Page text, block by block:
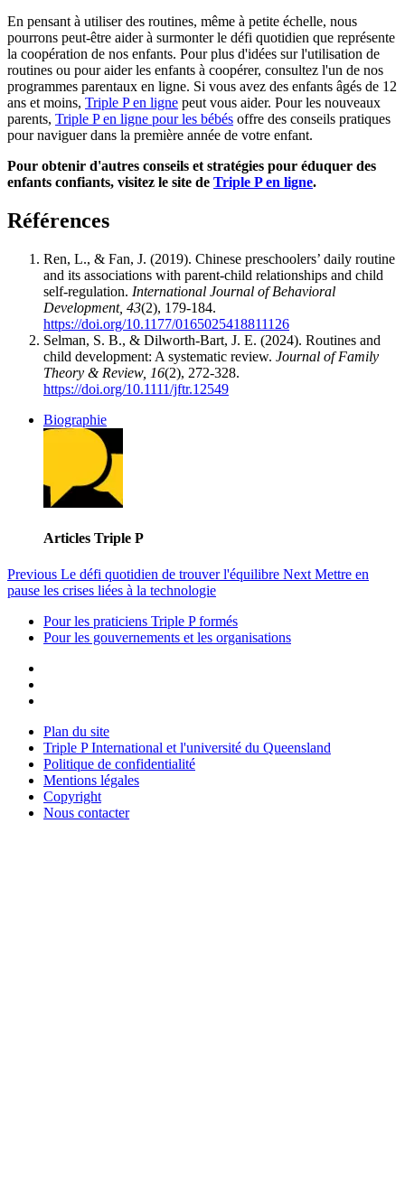
En pensant à utiliser des routines, même à petite échelle, nous
pourrons peut-être aider à surmonter le défi quotidien que représente
la coopération de nos enfants. Pour plus d'idées sur l'utilisation de
routines ou pour aider les enfants à coopérer, consultez l'un de nos
programmes parentaux en ligne. Si vous avez des enfants âgés de 12
ans et moins, Triple P en ligne peut vous aider. Pour les nouveaux
parents, Triple P en ligne pour les bébés offre des conseils pratiques
pour naviguer dans la première année de votre enfant.
Pour obtenir d'autres conseils et stratégies pour éduquer des
enfants confiants, visitez le site de Triple P en ligne.
Références
Ren, L., & Fan, J. (2019). Chinese preschoolers’ daily routine
and its associations with parent-child relationships and child
self-regulation. International Journal of Behavioral
Development, 43(2), 179-184.
https://doi.org/10.1177/0165025418811126
Selman, S. B., & Dilworth‐Bart, J. E. (2024). Routines and
child development: A systematic review. Journal of Family
Theory & Review, 16(2), 272-328.
https://doi.org/10.1111/jftr.12549
Biographie
Articles Triple P
Previous Le défi quotidien de trouver l'équilibre Next Mettre en
pause les crises liées à la technologie
Pour les praticiens Triple P formés
Pour les gouvernements et les organisations
Plan du site
Triple P International et l'université du Queensland
Politique de confidentialité
Mentions légales
Copyright
Nous contacter